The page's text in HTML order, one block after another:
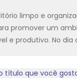
limpo e
promover um
e produtivo. No dia